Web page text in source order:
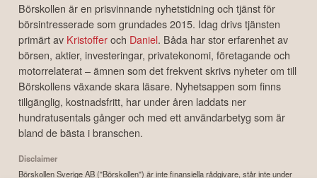
Börskollen är en prisvinnande nyhetstidning och tjänst för
börsintresserade som grundades 2015. Idag drivs tjänsten
primärt av Kristofferoch Daniel. Båda har stor erfarenhet av
börsen, aktier, investeringar, privatekonomi, företagande och
motorrelaterat – ämnen som det frekvent skrivs nyheter om till
Börskollens växande skara läsare. Nyhetsappen som finns
tillgänglig, kostnadsfritt, har under åren laddats ner
hundratusentals gånger och med ett användarbetyg som är
bland de bästa i branschen.
Disclaimer
Börskollen Sverige AB ("Börskollen") är inte finansiella rådgivare, står inte under